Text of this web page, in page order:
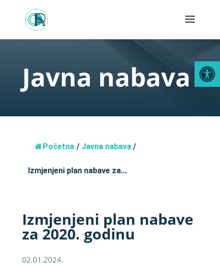
Javna nabava
Početna / Javna nabava /
Izmjenjeni plan nabave za...
Izmjenjeni plan nabave
za 2020. godinu
02.01.2024.